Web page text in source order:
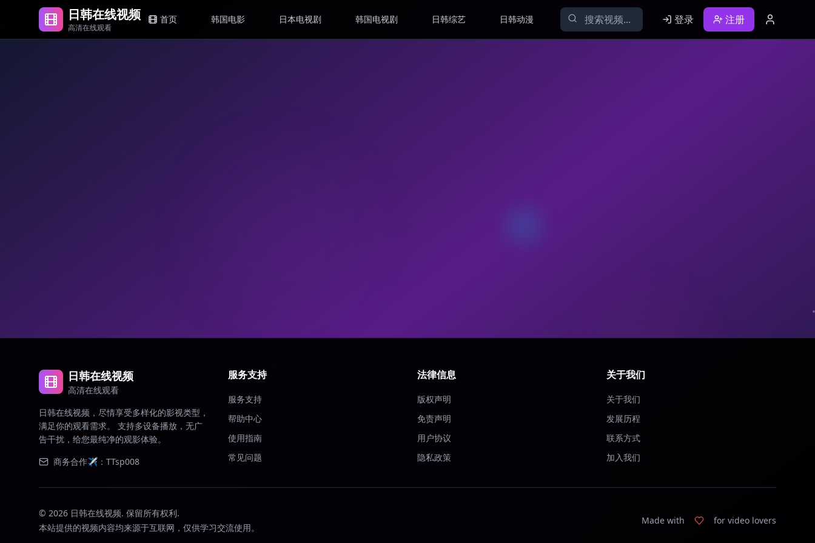
日韩在线视频
高清在线观看
首页 韩国电影 日本电视剧 韩国电视剧 日韩综艺 日韩动漫 登录 注册
日韩在线视频
高清在线观看
日韩在线视频，尽情享受多样化的影视类型，
满足你的观看需求。 支持多设备播放，无广
告干扰，给您最纯净的观影体验。
商务合作✈️：TTsp008
服务支持
服务支持
帮助中心
使用指南
常见问题
法律信息
版权声明
免责声明
用户协议
隐私政策
关于我们
关于我们
发展历程
联系方式
加入我们
© 2026 日韩在线视频. 保留所有权利.
本站提供的视频内容均来源于互联网，仅供学习交流使用。
Made with for video lovers